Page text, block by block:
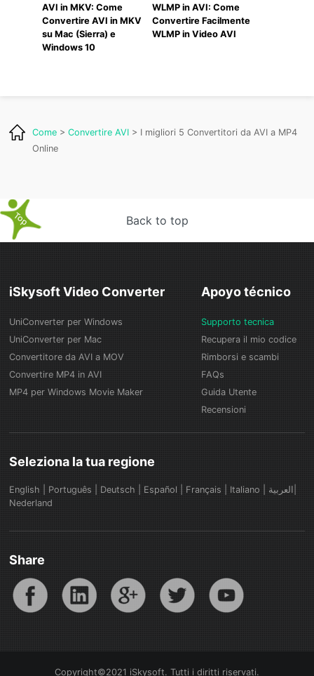
AVI in MKV: Come
Convertire AVI in MKV
su Mac (Sierra) e
Windows 10
WLMP in AVI: Come
Convertire Facilmente
WLMP in Video AVI
Come >Convertire AVI > I migliori 5 Convertitori da AVI a MP4
Online
Back to top
iSkysoft Video Converter
UniConverter per Windows
UniConverter per Mac
Convertitore da AVI a MOV
Convertire MP4 in AVI
MP4 per Windows Movie Maker
Apoyo técnico
Supporto tecnica
Recupera il mio codice
Rimborsi e scambi
FAQs
Guida Utente
Recensioni
Seleziona la tua regione
English Português Deutsch Español Français Italiano
Nederland
Share
Copyright©2021 iSkysoft. Tutti i diritti riservati.